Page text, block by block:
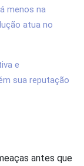
menos na
atua no
e
sua reputação
antes que